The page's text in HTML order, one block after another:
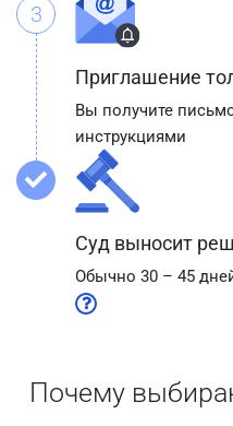
3
Приглашение
Вы получите
инструкциями
Суд выносит
Обычно 30 – 45
Почему